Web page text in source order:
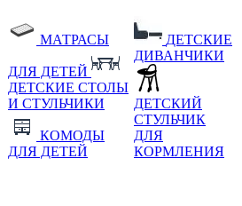
МАТРАСЫ
ДЛЯ ДЕТЕЙ
ДЕТСКИЕ СТОЛЫ
И СТУЛЬЧИКИ
КОМОДЫ
ДЛЯ ДЕТЕЙ
ДЕТСКИЕ
ДИВАНЧИКИ
ДЕТСКИЙ
СТУЛЬЧИК
ДЛЯ
КОРМЛЕНИЯ